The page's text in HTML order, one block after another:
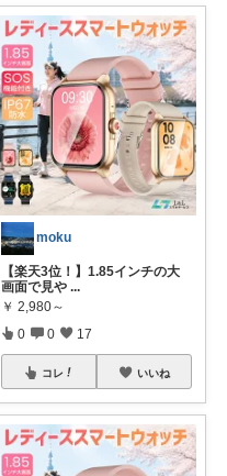
moku
【楽天3位！】1.85インチの大
画面で見や ...
￥ 2,980～
0 0 17
コレ いいね